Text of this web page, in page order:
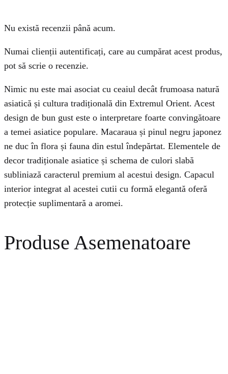
Nu există recenzii până acum.
Numai clienții autentificați, care au cumpărat acest produs,
pot să scrie o recenzie.
Nimic nu este mai asociat cu ceaiul decât frumoasa natură
asiatică și cultura tradițională din Extremul Orient. Acest
design de bun gust este o interpretare foarte convingătoare
a temei asiatice populare. Macaraua și pinul negru japonez
ne duc în flora și fauna din estul îndepărtat. Elementele de
decor tradiționale asiatice și schema de culori slabă
subliniază caracterul premium al acestui design. Capacul
interior integrat al acestei cutii cu formă elegantă oferă
protecție suplimentară a aromei.
Produse Asemenatoare